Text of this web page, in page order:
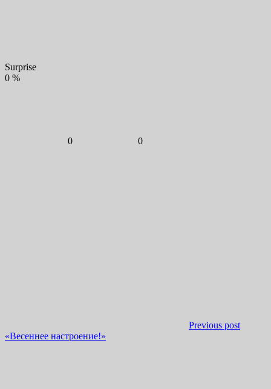
Surprise
0 %
0 0
Previous post
«Весеннее настроение!»